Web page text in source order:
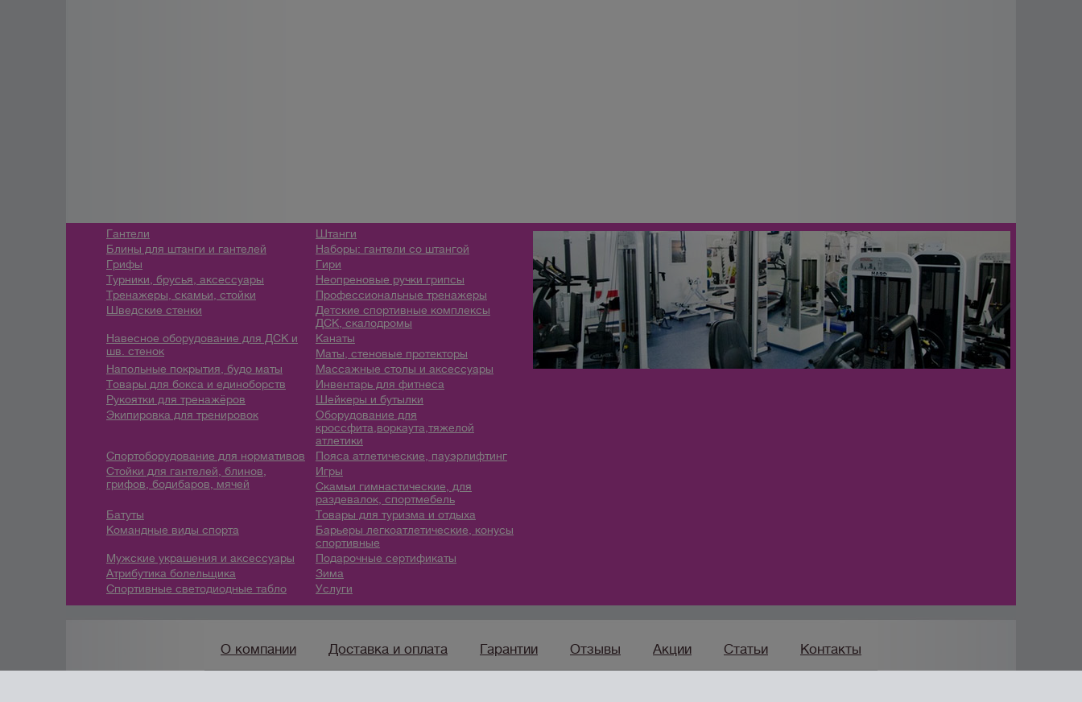
Гантели
Штанги
Блины для штанги и гантелей
Наборы: гантели со штангой
Грифы
Гири
Турники, брусья, аксессуары
Неопреновые ручки грипсы
Тренажеры, скамьи, стойки
Профессиональные тренажеры
Шведские стенки
Детские спортивные комплексы
ДСК, скалодромы
Навесное оборудование для ДСК и
шв. стенок
Канаты
Маты, стеновые протекторы
Напольные покрытия, будо маты
Массажные столы и аксессуары
Товары для бокса и единоборств
Инвентарь для фитнеса
Рукоятки для тренажёров
Шейкеры и бутылки
Экипировка для тренировок
Оборудование для
кроссфита,воркаута,тяжелой
атлетики
Спортоборудование для нормативов
Пояса атлетические, пауэрлифтинг
Стойки для гантелей, блинов,
грифов, бодибаров, мячей
Игры
Скамьи гимнастические, для
раздевалок, спортмебель
Батуты
Товары для туризма и отдыха
Командные виды спорта
Барьеры легкоатлетические, конусы
спортивные
Мужские украшения и аксессуары
Подарочные сертификаты
Атрибутика болельщика
Зима
Спортивные светодиодные табло
Услуги
О компании Доставка и оплата Гарантии Отзывы Акции Статьи Контакты